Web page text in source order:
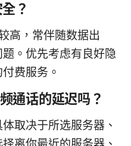
？
高，常伴随数据出
。优先考虑有良好隐
费服务。
通话的延迟吗？
取决于所选服务器、